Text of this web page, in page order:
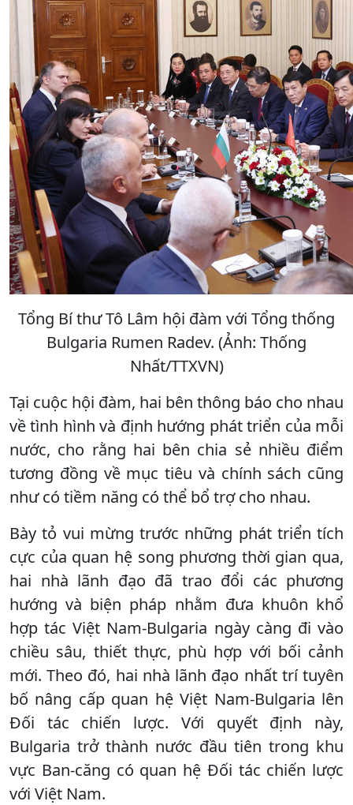
Tổng Bí thư Tô Lâm hội đàm với Tổng thống
Bulgaria Rumen Radev. (Ảnh: Thống
Nhất/TTXVN)
Tại cuộc hội đàm, hai bên thông báo cho nhau
về tình hình và định hướng phát triển của mỗi
nước, cho rằng hai bên chia sẻ nhiều điểm
tương đồng về mục tiêu và chính sách cũng
như có tiềm năng có thể bổ trợ cho nhau.
Bày tỏ vui mừng trước những phát triển tích
cực của quan hệ song phương thời gian qua,
hai nhà lãnh đạo đã trao đổi các phương
hướng và biện pháp nhằm đưa khuôn khổ
hợp tác Việt Nam-Bulgaria ngày càng đi vào
chiều sâu, thiết thực, phù hợp với bối cảnh
mới. Theo đó, hai nhà lãnh đạo nhất trí tuyên
bố nâng cấp quan hệ Việt Nam-Bulgaria lên
Đối tác chiến lược. Với quyết định này,
Bulgaria trở thành nước đầu tiên trong khu
vực Ban-căng có quan hệ Đối tác chiến lược
với Việt Nam.